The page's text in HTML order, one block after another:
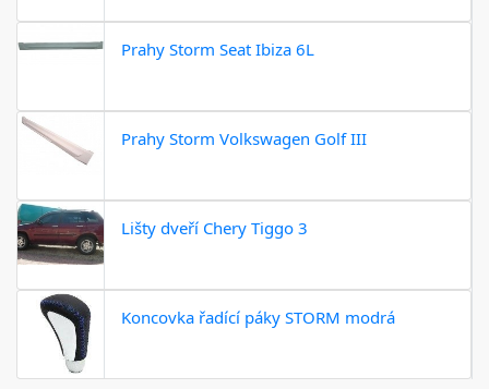
Prahy Storm Seat Ibiza 6L
Prahy Storm Volkswagen Golf III
Lišty dveří Chery Tiggo 3
Koncovka řadící páky STORM modrá